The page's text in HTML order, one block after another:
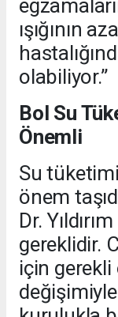
ışığının
olabiliyor.”
Bol Su
Önemli
Su
önem
Dr.
gereklidir.
için